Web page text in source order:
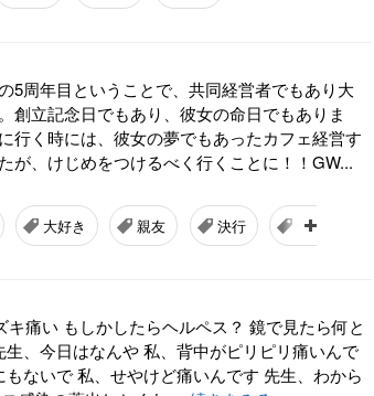
5周年目ということで、共同経営者でもあり大
創立記念日でもあり、彼女の命日でもありま
行く時には、彼女の夢でもあったカフェ経営す
が、けじめをつけるべく行くことに！！GW...
大好き 親友 決行 サンドイッチ
痛い もしかしたらヘルペス？ 鏡で見たら何と
、今日はなんや 私、背中がピリピリ痛いんで
ないで 私、せやけど痛いんです 先生、わから